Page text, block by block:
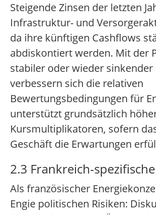
Steigende Zinsen der letzten
Infrastruktur- und
da ihre künftigen Cashflows
abdiskontiert werden. Mit der
stabiler oder wieder sinkender
verbessern sich die relativen
Bewertungsbedingungen für
unterstützt grundsätzlich
Kursmultiplikatoren, sofern
Geschäft die Erwartungen
2.3 Frankreich-
Als französischer
Engie politischen Risiken: